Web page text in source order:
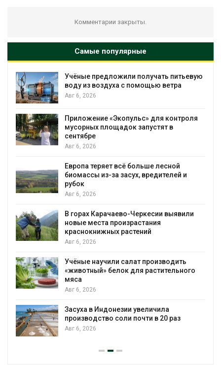
Комментарии закрыты.
Самые популярные
В пяти странах Амазонии задержали
более 800 человек в ходе операции
против экологических преступлений
Новый порядок расчёта нарушений
на промышленные выбросы может
появиться в ближайшее время
В Ирбите начнут расчистку Ницы
рекордного дождевого паводка
Авг 6, 2026
В Домодедове ликвидируют
последствия разлива химикатов
пожара на складе
Авг 6, 2026
Изменение климата меняет ареалы
бабочек по всему миру
установки солнечных панелей для
бизнеса
Авг 6, 2026